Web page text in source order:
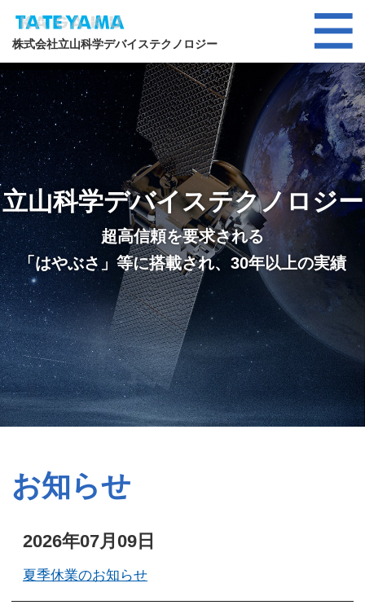
株式会社立山科学デバイステクノロジー
立山科学デバイステクノロジー
超高信頼を要求される
「はやぶさ」等に搭載され、30年以上の実績
お知らせ
2026年07月09日
夏季休業のお知らせ